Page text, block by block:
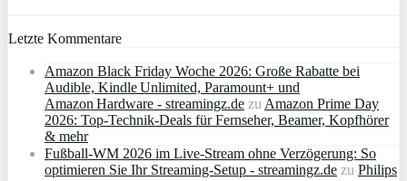
Letzte Kommentare
Amazon Black Friday Woche 2026: Große Rabatte bei
Audible, Kindle Unlimited, Paramount+ und
Amazon Hardware - streamingz.de zu Amazon Prime Day
2026: Top-Technik-Deals für Fernseher, Beamer, Kopfhörer
& mehr
Fußball-WM 2026 im Live-Stream ohne Verzögerung: So
optimieren Sie Ihr Streaming-Setup - streamingz.de zu Philips